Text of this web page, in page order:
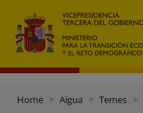
Home Aigua Temes